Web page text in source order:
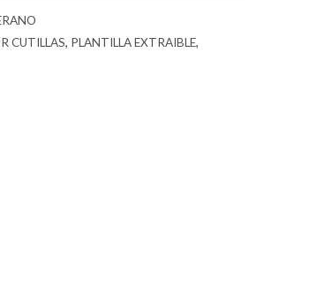
CUTILLAS, PLANTILLA EXTRAIBLE,